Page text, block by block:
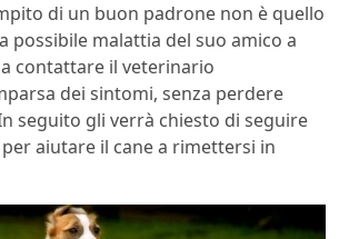
di un buon padrone non è quello
possibile malattia del suo amico a
contattare il veterinario
dei sintomi, senza perdere
seguito gli verrà chiesto di seguire
aiutare il cane a rimettersi in